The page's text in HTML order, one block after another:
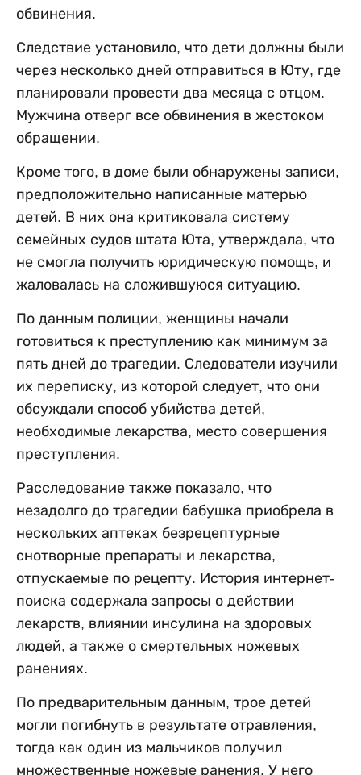
обвинения.
Следствие установило, что дети должны были
через несколько дней отправиться в Юту, где
планировали провести два месяца с отцом.
Мужчина отверг все обвинения в жестоком
обращении.
Кроме того, в доме были обнаружены записи,
предположительно написанные матерью
детей. В них она критиковала систему
семейных судов штата Юта, утверждала, что
не смогла получить юридическую помощь, и
жаловалась на сложившуюся ситуацию.
По данным полиции, женщины начали
готовиться к преступлению как минимум за
пять дней до трагедии. Следователи изучили
их переписку, из которой следует, что они
обсуждали способ убийства детей,
необходимые лекарства, место совершения
преступления.
Расследование также показало, что
незадолго до трагедии бабушка приобрела в
нескольких аптеках безрецептурные
снотворные препараты и лекарства,
отпускаемые по рецепту. История интернет-
поиска содержала запросы о действии
лекарств, влиянии инсулина на здоровых
людей, а также о смертельных ножевых
ранениях.
По предварительным данным, трое детей
могли погибнуть в результате отравления,
тогда как один из мальчиков получил
множественные ножевые ранения. У него